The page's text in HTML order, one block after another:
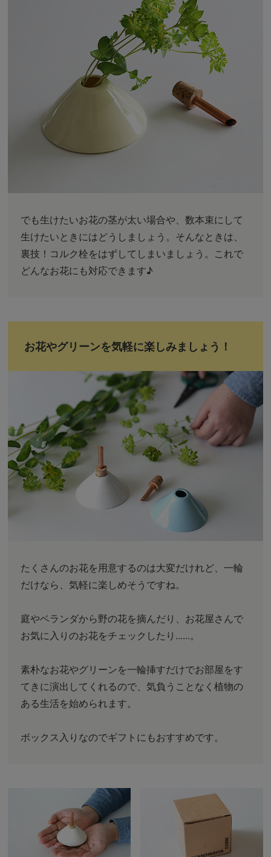
でも生けたいお花の茎が太い場合や、数本束にして
生けたいときにはどうしましょう。そんなときは、
裏技！コルク栓をはずしてしまいましょう。これで
どんなお花にも対応できます♪
お花やグリーンを気軽に楽しみましょう！
たくさんのお花を用意するのは大変だけれど、一輪
だけなら、気軽に楽しめそうですね。
庭やベランダから野の花を摘んだり、お花屋さんで
お気に入りのお花をチェックしたり......。
素朴なお花やグリーンを一輪挿すだけでお部屋をす
てきに演出してくれるので、気負うことなく植物の
ある生活を始められます。
ボックス入りなのでギフトにもおすすめです。